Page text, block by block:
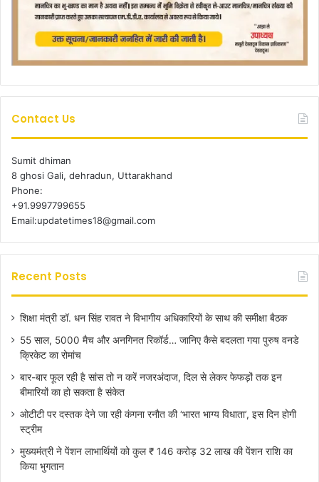
Contact Us
Sumit dhiman
8 ghosi Gali, dehradun, Uttarakhand
Phone:
+91.9997799655
Email:updatetimes18@gmail.com
Recent Posts
शिक्षा मंत्री डॉ. धन सिंह रावत ने विभागीय अधिकारियों के साथ की समीक्षा बैठक
55 साल, 5000 मैच और अनगिनत रिकॉर्ड… जानिए कैसे बदलता गया पुरुष वनडे
क्रिकेट का रोमांच
बार-बार फूल रही है सांस तो न करें नजरअंदाज, दिल से लेकर फेफड़ों तक इन
बीमारियों का हो सकता है संकेत
ओटीटी पर दस्तक देने जा रही कंगना रनौत की ‘भारत भाग्य विधाता’, इस दिन होगी
स्ट्रीम
मुख्यमंत्री ने पेंशन लाभार्थियों को कुल ₹ 146 करोड़ 32 लाख की पेंशन राशि का
किया भुगतान